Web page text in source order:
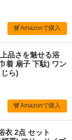
Amazonで購入
品さを魅せる浴
着 扇子 下駄) ワン
ら)
Amazonで購入
衣 2点 セット